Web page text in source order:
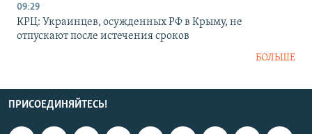
09:29
КРЦ: Украинцев, осужденных РФ в Крыму, не
отпускают после истечения сроков
БОЛЬШЕ
ПРИСОЕДИНЯЙТЕСЬ!